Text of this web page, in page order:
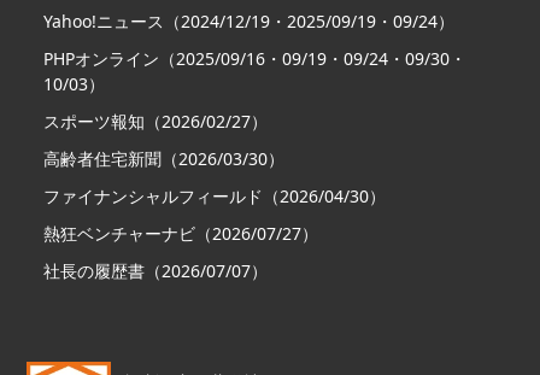
Yahoo!ニュース（2024/12/19・2025/09/19・09/24）
PHPオンライン（2025/09/16・09/19・09/24・09/30・
10/03）
スポーツ報知（2026/02/27）
高齢者住宅新聞（2026/03/30）
ファイナンシャルフィールド（2026/04/30）
熱狂ベンチャーナビ（2026/07/27）
社長の履歴書（2026/07/07）